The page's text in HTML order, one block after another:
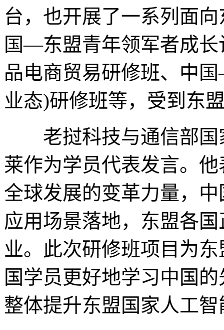
台，也开展了一系列面
国—东盟青年领军者成
品电商贸易研修班、中
业态)研修班等，受到东
老挝科技与通信部国
莱作为学员代表发言。
全球发展的变革力量，
应用场景落地，东盟各
业。此次研修班项目为
国学员更好地学习中国
整体提升东盟国家人工